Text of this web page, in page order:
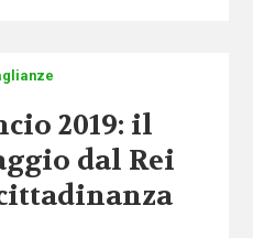
2019: il
dal Rei